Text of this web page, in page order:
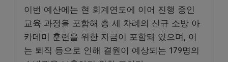
이번 예산에는 현 회계연도에 이어 진행 중인
교육 과정을 포함해 총 세 차례의 신규 소방 아
카데미 훈련을 위한 자금이 포함돼 있으며, 이
는 퇴직 등으로 인해 결원이 예상되는 179명의